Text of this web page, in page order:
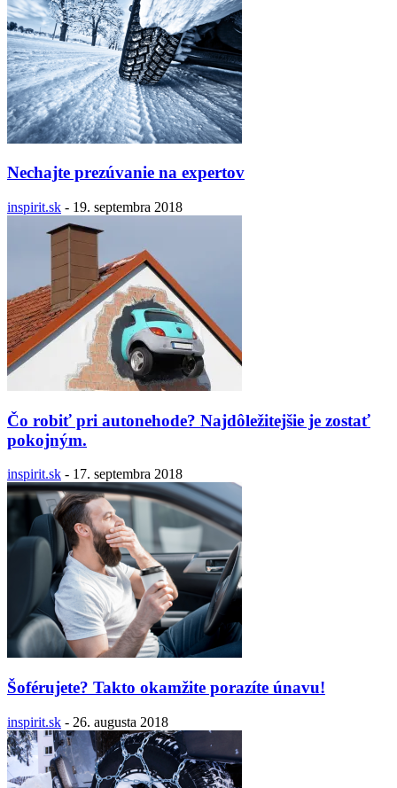
Nechajte prezúvanie na expertov
inspirit.sk - 19. septembra 2018
Čo robiť pri autonehode? Najdôležitejšie je zostať
pokojným.
inspirit.sk - 17. septembra 2018
Šoférujete? Takto okamžite porazíte únavu!
inspirit.sk - 26. augusta 2018